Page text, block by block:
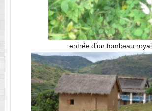
entrée d’un tombeau royal